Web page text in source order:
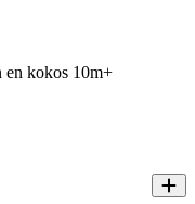
en kokos 10m+